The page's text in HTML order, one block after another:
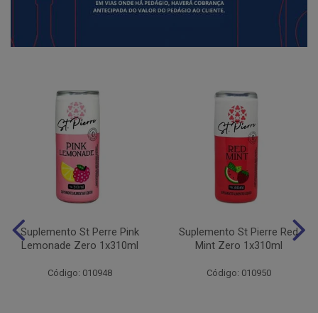
Suplemento St Perre Pink
Lemonade Zero 1x310ml
Código: 010948
Suplemento St Pierre Red
Mint Zero 1x310ml
Código: 010950